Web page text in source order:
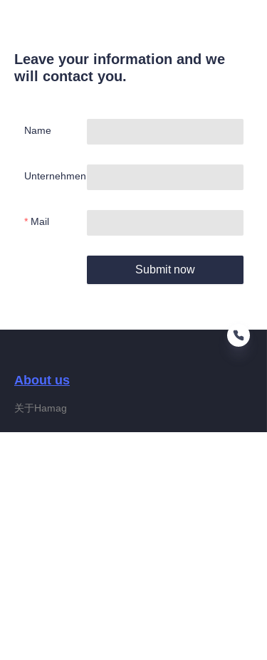
Leave your information and we
will contact you.
Name
Unternehmen
Mail
Submit now
About us
关于Hamag
DE